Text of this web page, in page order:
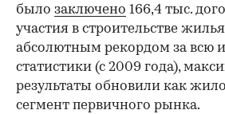
было заключено 166,4 тыс.
участия в строительстве
абсолютным рекордом за всю
статистики (с 2009 года),
результаты обновили как
сегмент первичного рынка.